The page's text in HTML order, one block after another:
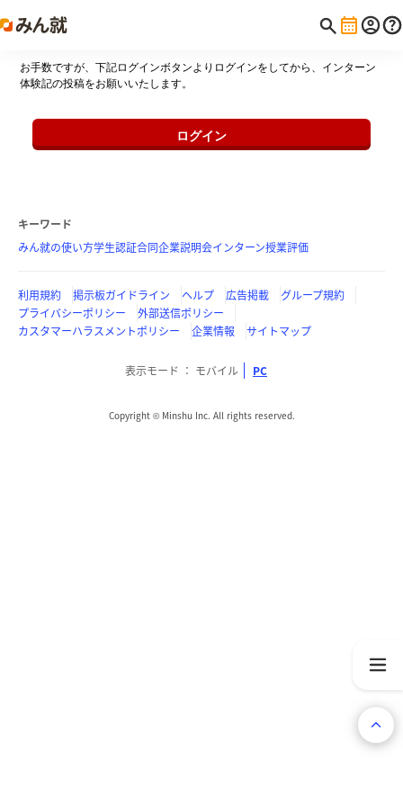
お手数ですが、下記ログインボタンよりログインをしてから、インターン
体験記の投稿をお願いいたします。
ログイン
キーワード
みん就の使い方学生認証合同企業説明会インターン授業評価
利用規約 掲示板ガイドライン ヘルプ 広告掲載
グループ規約
プライバシーポリシー
外部送信ポリシー
カスタマーハラスメントポリシー
企業情報 サイトマップ
表示モード モバイル PC
Copyright © Minshu Inc. All rights reserved.